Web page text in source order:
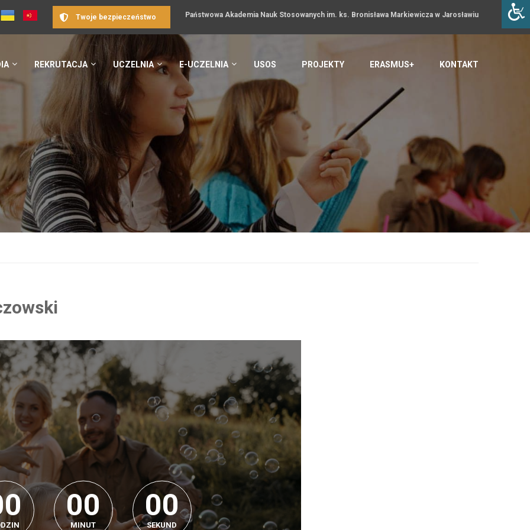
Państwowa Akademia Nauk Stosowanych im. ks. Bronisława Markiewicza w Jarosławiu
Twoje bezpieczeństwo
REKRUTACJA UCZELNIA E-UCZELNIA USOS PROJEKTY ERASMUS+ KONTAKT
0
0
00
00
MINUT
00
00
SEKUND